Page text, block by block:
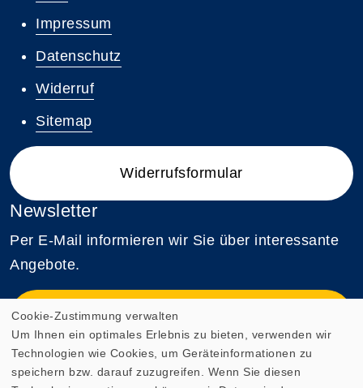
Impressum
Datenschutz
Widerruf
Sitemap
Widerrufsformular
Newsletter
Per E-Mail informieren wir Sie über interessante
Angebote.
Zum Newsletter anmelden
Webseite zuletzt aktualisiert am: 07.08.2026
19:58
Cookie-Zustimmung verwalten
Um Ihnen ein optimales Erlebnis zu bieten, verwenden wir
Technologien wie Cookies, um Geräteinformationen zu
speichern bzw. darauf zuzugreifen. Wenn Sie diesen